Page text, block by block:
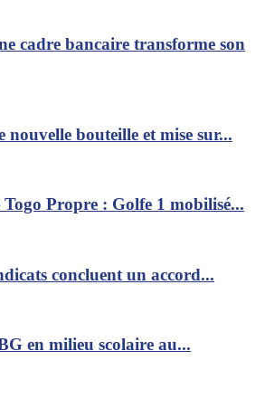
cadre bancaire transforme son
nouvelle bouteille et mise sur...
Propre : Golfe 1 mobilisé...
concluent un accord...
en milieu scolaire au...